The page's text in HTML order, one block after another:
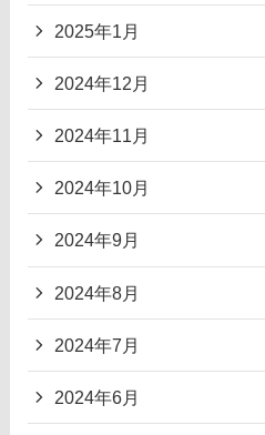
2025年1月
2024年12月
2024年11月
2024年10月
2024年9月
2024年8月
2024年7月
2024年6月